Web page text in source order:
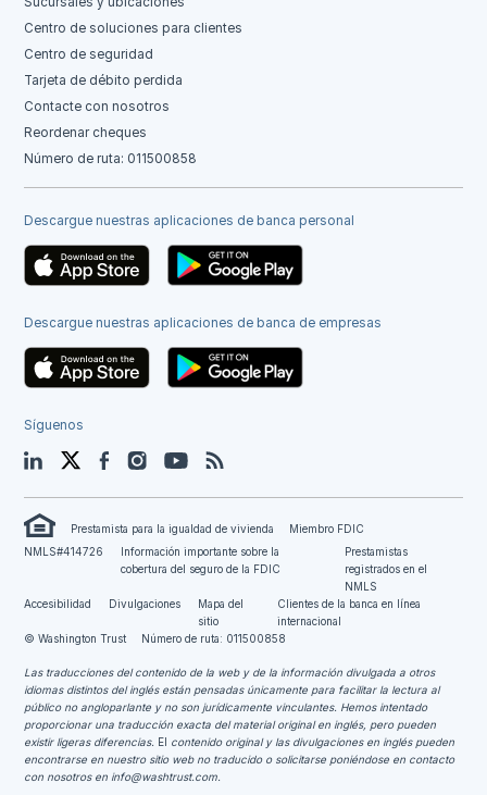
Centro de soluciones para clientes
Centro de seguridad
Tarjeta de débito perdida
Contacte con nosotros
Reordenar cheques
Número de ruta: 011500858
Descargue nuestras aplicaciones de banca personal
Descargue nuestras aplicaciones de banca de empresas
Síguenos
LinkedIn TwitterFacebookInstagramYouTube
Prestamista para la igualdad de vivienda
Miembro FDIC
NMLS#414726
Información importante sobre la
cobertura del seguro de la FDIC
Prestamistas
registrados en el
NMLS
Accesibilidad
Divulgaciones
Mapa del
sitio
Clientes de la banca en línea
internacional
© Washington Trust
Número de ruta: 011500858
Las traducciones del contenido de la web y de la información divulgada a otros
idiomas distintos del inglés están pensadas únicamente para facilitar la lectura al
público no angloparlante y no son jurídicamente vinculantes. Hemos intentado
proporcionar una traducción exacta del material original en inglés, pero pueden
existir ligeras diferencias. El contenido original y las divulgaciones en inglés pueden
encontrarse en nuestro sitio web no traducido o solicitarse poniéndose en contacto
con nosotros en info@washtrust.com.